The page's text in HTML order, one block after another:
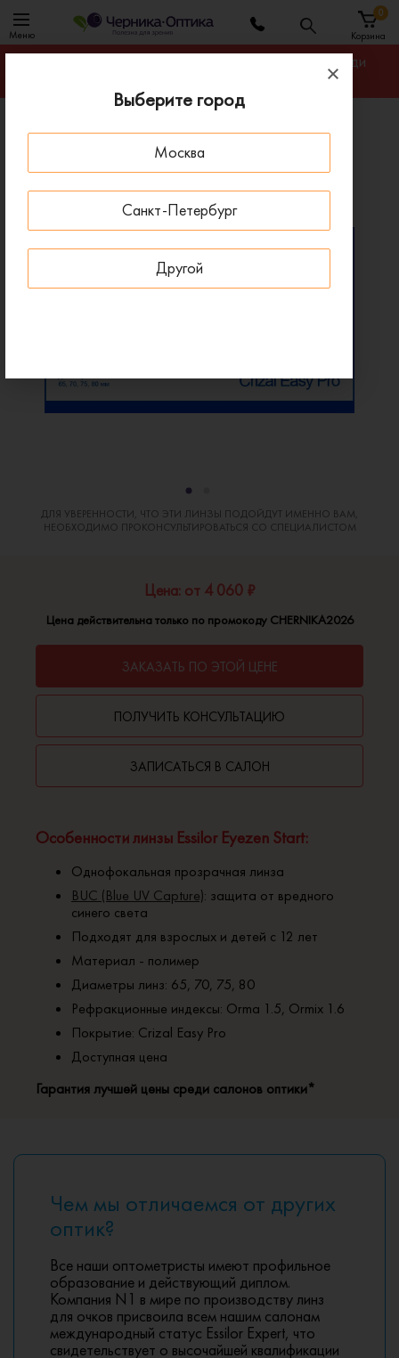
Выберите город
Москва
Санкт-Петербург
Другой
Меню Корзина
0
Гарантируем лучшую цену на линзы для очков среди
Главная
Линзы для очков
Линзы для очков Essilor Eyezen Start
Линзы для очков Essilor Eyezen Start
ДЛЯ УВЕРЕННОСТИ, ЧТО ЭТИ ЛИНЗЫ ПОДОЙДУТ ИМЕННО ВАМ,
НЕОБХОДИМО ПРОКОНСУЛЬТИРОВАТЬСЯ СО СПЕЦИАЛИСТОМ
Особенности линзы Essilor Eyezen Start:
Однофокальная прозрачная линза
BUC (Blue UV Capture): защита от вредного
синего света
Подходят для взрослых и детей с 12 лет
Материал - полимер
Диаметры линз: 65, 70, 75, 80
Рефракционные индексы: Orma 1.5, Ormix 1.6
Покрытие: Crizal Easy Pro
Доступная цена
Гарантия лучшей цены среди салонов оптики*
Цена: от 4 060 ₽
Цена действительна только по промокоду CHERNIKA2026
ЗАКАЗАТЬ ПО ЭТОЙ ЦЕНЕ
ПОЛУЧИТЬ КОНСУЛЬТАЦИЮ
ЗАПИСАТЬСЯ В САЛОН
Чем мы отличаемся от других
оптик?
Все наши оптометристы имеют профильное
образование и действующий диплом.
Компания N1 в мире по производству линз
для очков присвоила всем нашим салонам
международный статус Essilor Expert, что
свидетельствует о высочайшей квалификации